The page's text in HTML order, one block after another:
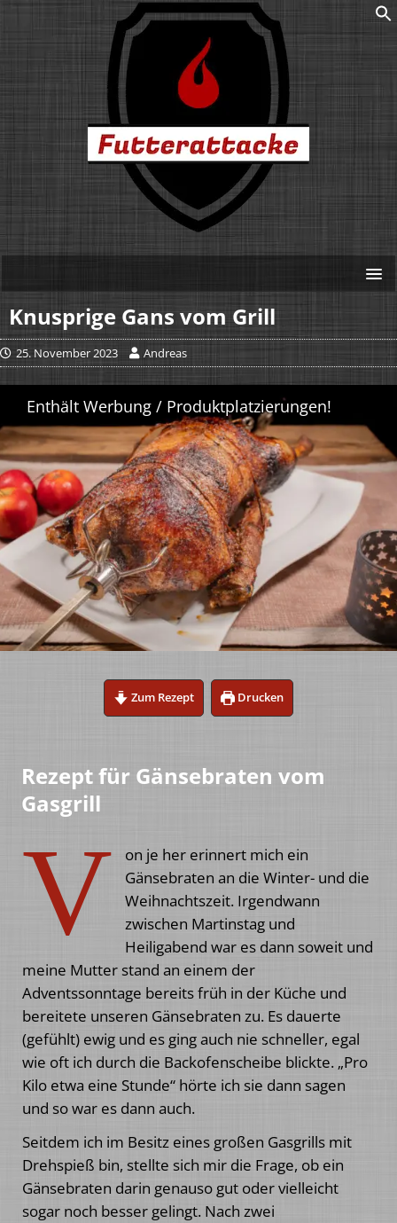
Knusprige Gans vom Grill
25. November 2023 Andreas
Zum Rezept Drucken
Rezept für Gänsebraten vom
Gasgrill
V
on je her erinnert mich ein
Gänsebraten an die Winter- und die
Weihnachtszeit. Irgendwann
zwischen Martinstag und
Heiligabend war es dann soweit und
meine Mutter stand an einem der
Adventssonntage bereits früh in der Küche und
bereitete unseren Gänsebraten zu. Es dauerte
(gefühlt) ewig und es ging auch nie schneller, egal
wie oft ich durch die Backofenscheibe blickte. „Pro
Kilo etwa eine Stunde“ hörte ich sie dann sagen
und so war es dann auch.
Seitdem ich im Besitz eines großen Gasgrills mit
Drehspieß bin, stellte sich mir die Frage, ob ein
Gänsebraten darin genauso gut oder vielleicht
sogar noch besser gelingt. Nach zwei